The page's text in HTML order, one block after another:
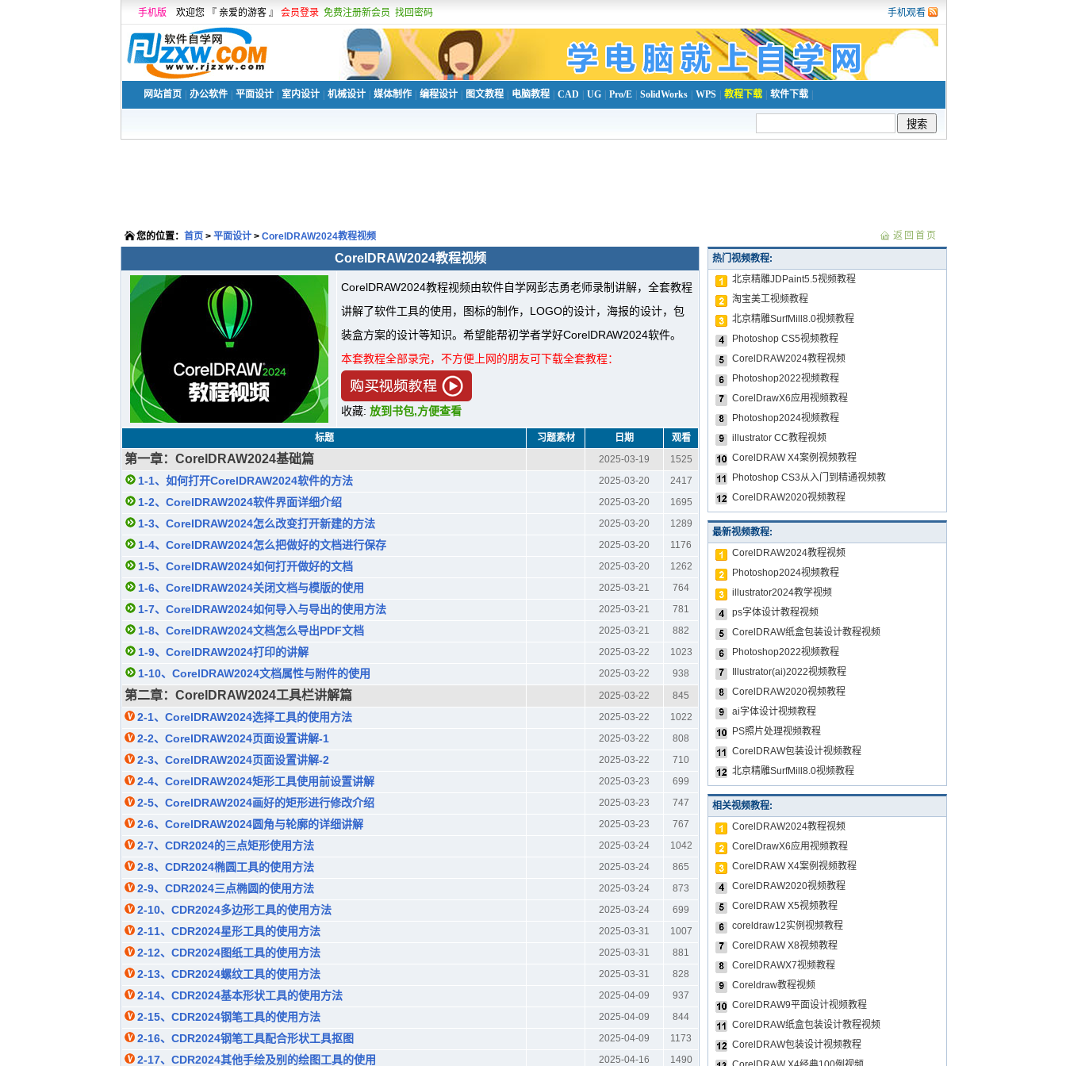
手机观看
手机版 欢迎您 『 亲爱的游客 』 会员登录 免费注册新会员 找回密码
网站首页 办公软件 平面设计 室内设计 机械设计 媒体制作 编程设计 图文教程 电脑教程 CAD UG Pro/E SolidWorks WPS 教程下载 软件下载
您的位置： 首页 > 平面设计 > CorelDRAW2024教程视频 返回首页
CorelDRAW2024教程视频
CorelDRAW2024教程视频由软件自学网彭志勇老师录制讲解，全套教程
讲解了软件工具的使用，图标的制作，LOGO的设计，海报的设计，包
装盒方案的设计等知识。希望能帮初学者学好CorelDRAW2024软件。
本套教程全部录完，不方便上网的朋友可下载全套教程：
收藏: 放到书包,方便查看
标题 习题素材 日期 观看
第一章：CorelDRAW2024基础篇 2025-03-19 1525
1-1、如何打开CorelDRAW2024软件的方法 2025-03-20 2417
1-2、CorelDRAW2024软件界面详细介绍 2025-03-20 1695
1-3、CorelDRAW2024怎么改变打开新建的方法 2025-03-20 1289
1-4、CorelDRAW2024怎么把做好的文档进行保存 2025-03-20 1176
1-5、CorelDRAW2024如何打开做好的文档 2025-03-20 1262
1-6、CorelDRAW2024关闭文档与模版的使用 2025-03-21 764
1-7、CorelDRAW2024如何导入与导出的使用方法 2025-03-21 781
1-8、CorelDRAW2024文档怎么导出PDF文档 2025-03-21 882
1-9、CorelDRAW2024打印的讲解 2025-03-22 1023
1-10、CorelDRAW2024文档属性与附件的使用 2025-03-22 938
第二章：CorelDRAW2024工具栏讲解篇 2025-03-22 845
2-1、CorelDRAW2024选择工具的使用方法 2025-03-22 1022
2-2、CorelDRAW2024页面设置讲解-1 2025-03-22 808
2-3、CorelDRAW2024页面设置讲解-2 2025-03-22 710
2-4、CorelDRAW2024矩形工具使用前设置讲解 2025-03-23 699
2-5、CorelDRAW2024画好的矩形进行修改介绍 2025-03-23 747
2-6、CorelDRAW2024圆角与轮廓的详细讲解 2025-03-23 767
2-7、CDR2024的三点矩形使用方法 2025-03-24 1042
2-8、CDR2024椭圆工具的使用方法 2025-03-24 865
2-9、CDR2024三点椭圆的使用方法 2025-03-24 873
2-10、CDR2024多边形工具的使用方法 2025-03-24 699
2-11、CDR2024星形工具的使用方法 2025-03-31 1007
2-12、CDR2024图纸工具的使用方法 2025-03-31 881
2-13、CDR2024螺纹工具的使用方法 2025-03-31 828
2-14、CDR2024基本形状工具的使用方法 2025-04-09 937
2-15、CDR2024钢笔工具的使用方法 2025-04-09 844
2-16、CDR2024钢笔工具配合形状工具抠图 2025-04-09 1173
2-17、CDR2024其他手绘及别的绘图工具的使用 2025-04-16 1490
热门视频教程:
北京精雕JDPaint5.5视频教程
淘宝美工视频教程
北京精雕SurfMill8.0视频教程
Photoshop CS5视频教程
CorelDRAW2024教程视频
Photoshop2022视频教程
CorelDrawX6应用视频教程
Photoshop2024视频教程
illustrator CC教程视频
CorelDRAW X4案例视频教程
Photoshop CS3从入门到精通视频教
CorelDRAW2020视频教程
最新视频教程:
CorelDRAW2024教程视频
Photoshop2024视频教程
illustrator2024教学视频
ps字体设计教程视频
CorelDRAW纸盒包装设计教程视频
Photoshop2022视频教程
Illustrator(ai)2022视频教程
CorelDRAW2020视频教程
ai字体设计视频教程
PS照片处理视频教程
CorelDRAW包装设计视频教程
北京精雕SurfMill8.0视频教程
相关视频教程:
CorelDRAW2024教程视频
CorelDrawX6应用视频教程
CorelDRAW X4案例视频教程
CorelDRAW2020视频教程
CorelDRAW X5视频教程
coreldraw12实例视频教程
CorelDRAW X8视频教程
CorelDRAWX7视频教程
Coreldraw教程视频
CorelDRAW9平面设计视频教程
CorelDRAW纸盒包装设计教程视频
CorelDRAW包装设计视频教程